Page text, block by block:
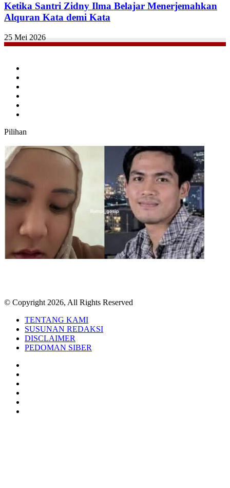
Ketika Santri Zidny Ilma Belajar Menerjemahkan
Alquran Kata demi Kata
25 Mei 2026
Pilihan
© Copyright 2026, All Rights Reserved
TENTANG KAMI
SUSUNAN REDAKSI
DISCLAIMER
PEDOMAN SIBER